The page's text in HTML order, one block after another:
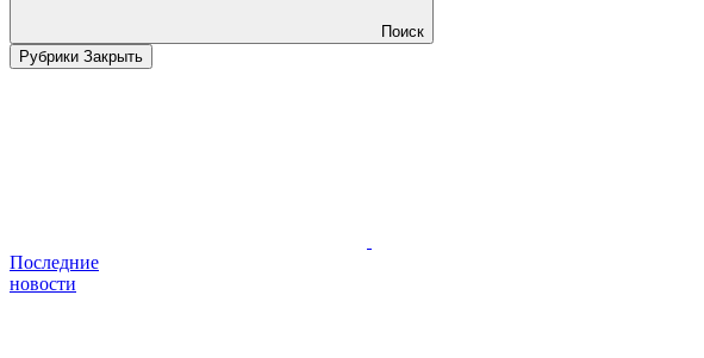
Поиск
Рубрики Закрыть
Последние
новости